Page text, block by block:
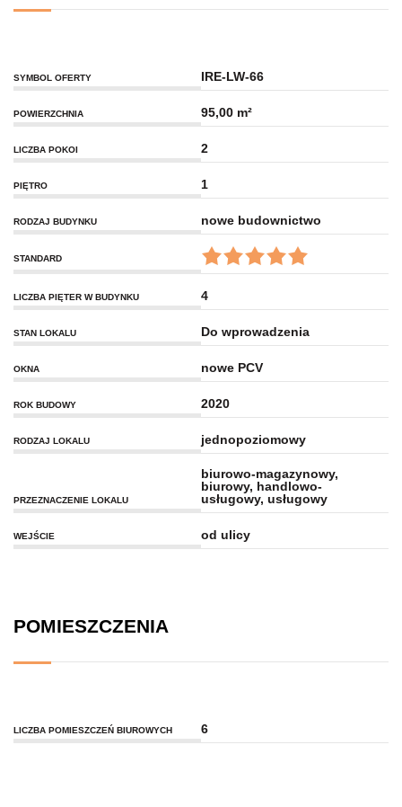
SYMBOL OFERTY IRE-LW-66
POWIERZCHNIA 95,00 m²
LICZBA POKOI 2
PIĘTRO 1
RODZAJ BUDYNKU nowe budownictwo
STANDARD
LICZBA PIĘTER W BUDYNKU 4
STAN LOKALU Do wprowadzenia
OKNA nowe PCV
ROK BUDOWY 2020
RODZAJ LOKALU jednopoziomowy
PRZEZNACZENIE LOKALU
biurowo-magazynowy,
biurowy, handlowo-
usługowy, usługowy
WEJŚCIE od ulicy
POMIESZCZENIA
LICZBA POMIESZCZEŃ BIUROWYCH 6